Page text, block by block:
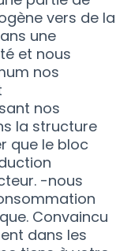
vers de la
une
et nous
nos
nos
la structure
que le bloc
-nous
Convaincu
dans les